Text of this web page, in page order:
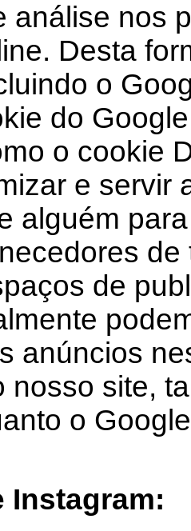
análise nos
Desta
o
do
o cookie
e servir
alguém
de
anúncios
nosso site,
o
Instagram: